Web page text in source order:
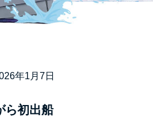
年1月7日
ら初出船